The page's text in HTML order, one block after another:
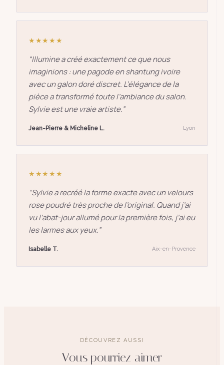
★★★★★
“Illumine a créé exactement ce que nous
imaginions : une pagode en shantung ivoire
avec un galon doré discret. L’élégance de la
pièce a transformé toute l’ambiance du salon.
Sylvie est une vraie artiste.”
Jean-Pierre & Micheline L. Lyon
★★★★★
“Sylvie a recréé la forme exacte avec un velours
rose poudré très proche de l’original. Quand j’ai
vu l’abat-jour allumé pour la première fois, j’ai eu
les larmes aux yeux.”
Isabelle T. Aix-en-Provence
DÉCOUVREZ AUSSI
Vous pourriez aimer